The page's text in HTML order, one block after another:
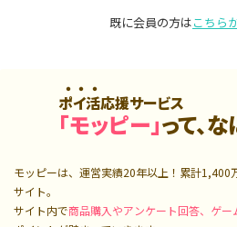
既に会員の方はこちら
ポイ活応援サービス
「モッピー」って、な
モッピーは、運営実績20年以上！累計1,400
サイト。
サイト内で商品購入やアンケート回答、ゲー